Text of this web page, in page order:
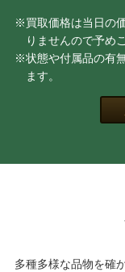
※買取価格は当日の
りませんので予め
※状態や付属品の有
ます。
多種多様な品物を確